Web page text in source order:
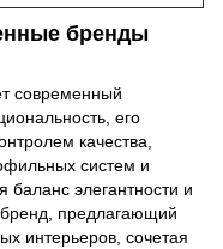
бренды
современный
его
качества,
систем и
элегантности и
предлагающий
интерьеров, сочетая